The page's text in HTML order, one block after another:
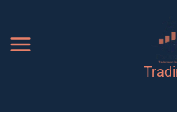
contenu